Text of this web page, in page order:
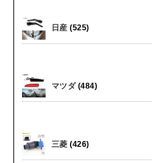
日産(525)
マツダ (484)
三菱(426)